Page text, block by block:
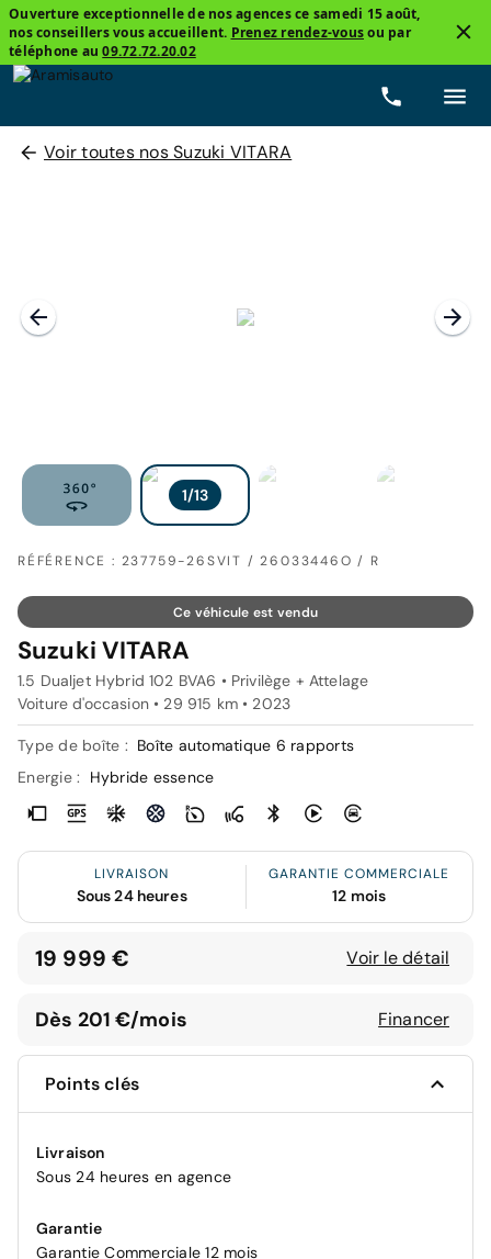
Ouverture exceptionnelle de nos agences ce samedi 15 août,
nos conseillers vous accueillent. Prenez rendez-vousou par
téléphone au09.72.72.20.02
Voir toutes nos Suzuki VITARA
RÉFÉRENCE : 237759-26SVIT / 26033446O / R
Ce véhicule est vendu
Suzuki VITARA
1.5 Dualjet Hybrid 102 BVA6 • Privilège + Attelage
Voiture d'occasion • 29 915 km • 2023
Type de boîte : Boîte automatique 6 rapports
Energie :
Hybride essence
LIVRAISON
Sous 24 heures
GARANTIE COMMERCIALE
12 mois
19 999 € Voir le détail
Dès 201 €/mois Financer
Points clés
Livraison
Sous 24 heures en agence
Garantie
Garantie Commerciale 12 mois